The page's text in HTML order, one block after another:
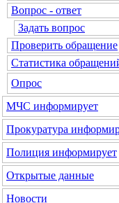
Вопрос - ответ
Задать вопрос
Проверить обращение
Статистика
Опрос
МЧС информирует
Прокуратура
Полиция информирует
Открытые данные
Новости